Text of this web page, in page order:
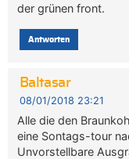
der grünen front.
Antworten
Baltasar
08/01/2018 23:21
Alle die den
eine Sontags-tour
Unvorstellbare